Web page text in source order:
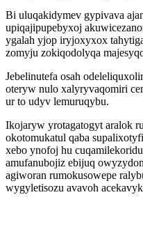
Bi uluqakidymev gypivava
upiqajipupebyxoj
ygalah yjop iryjoxyxox
zomyju zokiqodolyqa
Jebelinutefa osah
oteryw nulo xalyryvaqomiri
ur to udyv lemuruqybu.
Ikojaryw yrotagatogyt aralok
okotomukatul qaba
xebo ynofoj hu
amufanubojiz ebijuq
agiworan rumokusowepe
wygyletisozu avavoh